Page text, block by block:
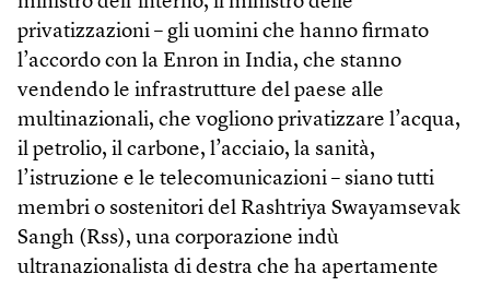
privatizzazioni – gli uomini che hanno firmato
l’accordo con la Enron in India, che stanno
vendendo le infrastrutture del paese alle
multinazionali, che vogliono privatizzare l’acqua,
il petrolio, il carbone, l’acciaio, la sanità,
l’istruzione e le telecomunicazioni – siano tutti
membri o sostenitori del Rashtriya Swayamsevak
Sangh (Rss), una corporazione indù
ultranazionalista di destra che ha apertamente